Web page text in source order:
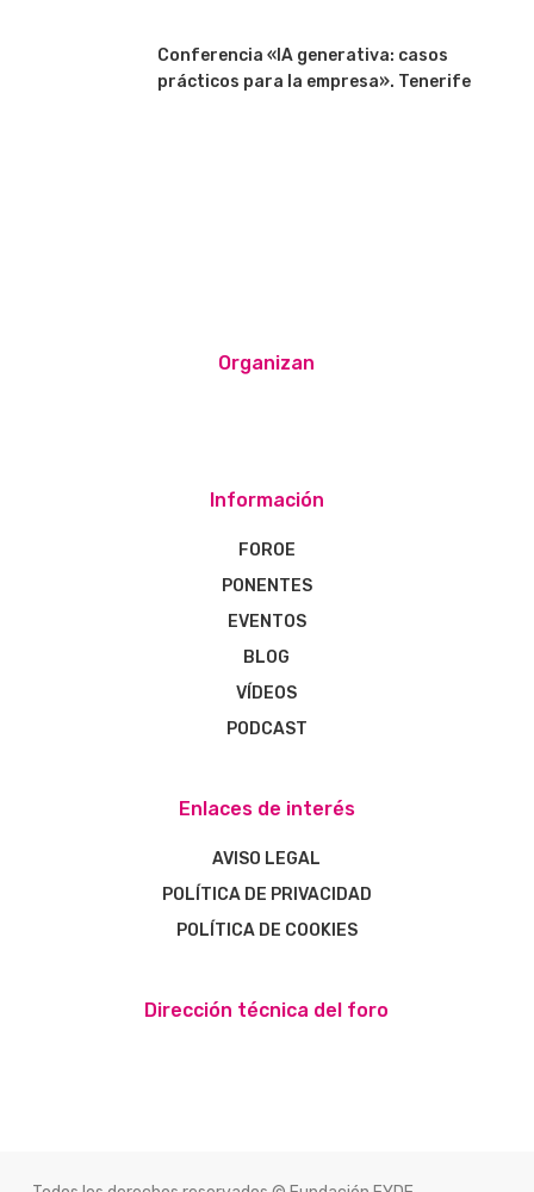
Conferencia «IA generativa: casos
prácticos para la empresa». Tenerife
Organizan
Información
FOROE
PONENTES
EVENTOS
BLOG
VÍDEOS
PODCAST
Enlaces de interés
AVISO LEGAL
POLÍTICA DE PRIVACIDAD
POLÍTICA DE COOKIES
Dirección técnica del foro